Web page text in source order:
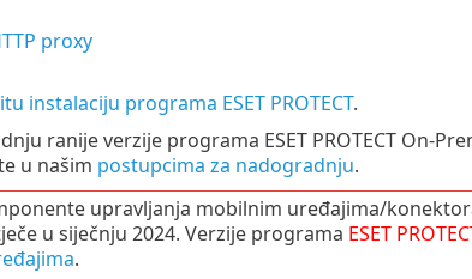
proxy
instalaciju programa ESET PROTECT.
ranije verzije programa ESET PROTECT On-
u našim postupcima za nadogradnju.
upravljanja mobilnim uređajima/
u siječnju 2024. Verzije programa ESET
.